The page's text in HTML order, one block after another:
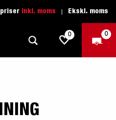
Inkl. moms Ekskl. moms
0 0